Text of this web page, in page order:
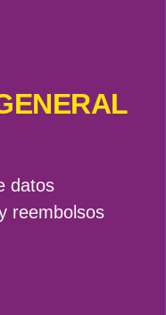
datos
reembolsos